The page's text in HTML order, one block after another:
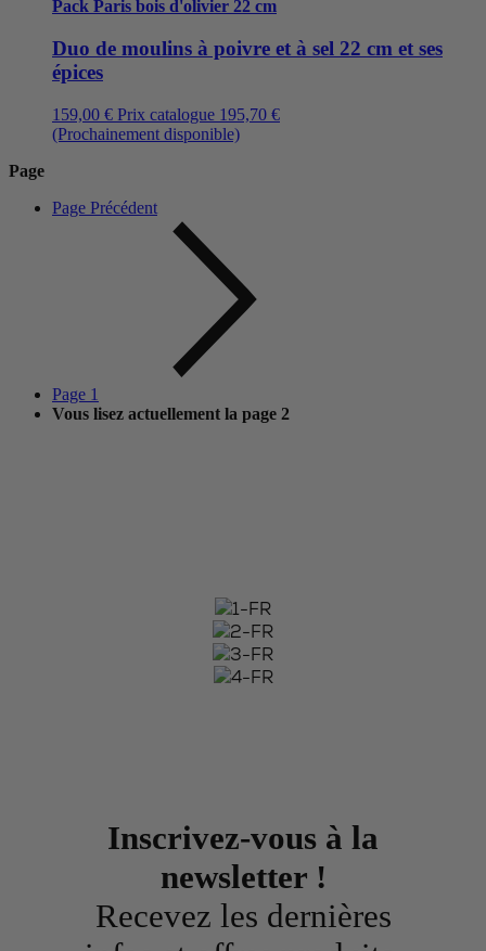
Pack Paris bois d'olivier 22 cm
Duo de moulins à poivre et à sel 22 cm et ses
épices
159,00 € Prix catalogue 195,70 €
(Prochainement disponible)
Page
Page Précédent
Page 1
Vous lisez actuellement la page 2
Inscrivez-vous à la
newsletter !
Recevez les dernières